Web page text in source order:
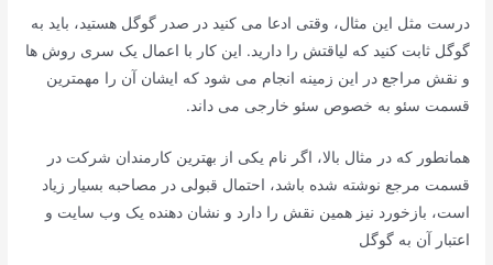
درست مثل این مثال، وقتی ادعا می کنید در صدر گوگل هستید، باید به
گوگل ثابت کنید که لیاقتش را دارید. این کار با اعمال یک سری روش ها
و نقش مراجع در این زمینه انجام می شود که ایشان آن را مهمترین
قسمت سئو به خصوص سئو خارجی می داند.
همانطور که در مثال بالا، اگر نام یکی از بهترین کارمندان شرکت در
قسمت مرجع نوشته شده باشد، احتمال قبولی در مصاحبه بسیار زیاد
است، بازخورد نیز همین نقش را دارد و نشان دهنده یک وب سایت و
اعتبار آن به گوگل